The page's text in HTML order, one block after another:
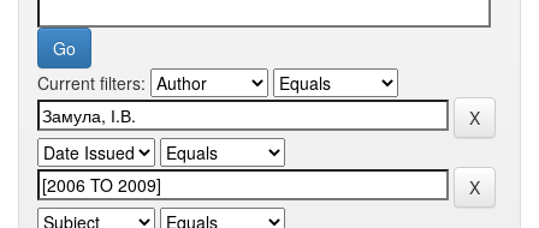
Current filters: